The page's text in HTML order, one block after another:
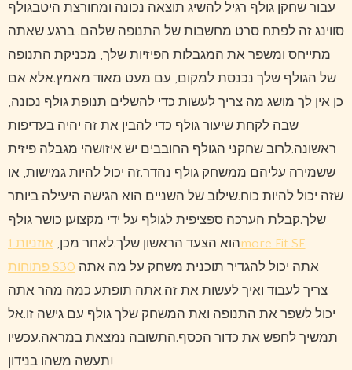
עבור שחקן גולף רגיל להשיג תוצאה נכונה ומחורצת היטבגולף
סווינג זה לפתח סרט מחשבות של התנופה שלהם. ברגע שאתה
מתייחס ומשפר את המגבלות הפיזיות שלך, מכניקת התנופה
של הגולף שלך נכנסת למקום, עם מעט מאוד מאמץ.אלא אם
כן אין לך מושג מה צריך לעשות כדי להשלים תנופת גולף נכונה,
שבה לקחת שיעור גולף כדי להבין את זה יהיה בעדיפות
ראשונה.לרוב שחקני הגולף החובבים יש איזושהי מגבלה פיזית
ששמירה עליהם ממשחק גולף נהדר.זה יכול להיות גמישות, או
שזה יכול להיות כוח.שילוב של השניים הוא הגישה היעילה ביותר
שלך.קבלת הערכה ספציפית לגולף על ידי מקצוען כושר גולף
הוא הצעד הראשון שלך.לאחר מכן,
אוזניות 1more Fit SE
פתוחות S30
צריך לעבוד ואיך לעשות את זה.אתה תופתע כמה מהר אתה
יכול לשפר את התנופה ואת המשחק שלך גולף עם גישה זו.אל
תמשיך לחפש את כדור הכסף.התשובה נמצאת במראה.עכשיו
תעשה משהו בנידון!